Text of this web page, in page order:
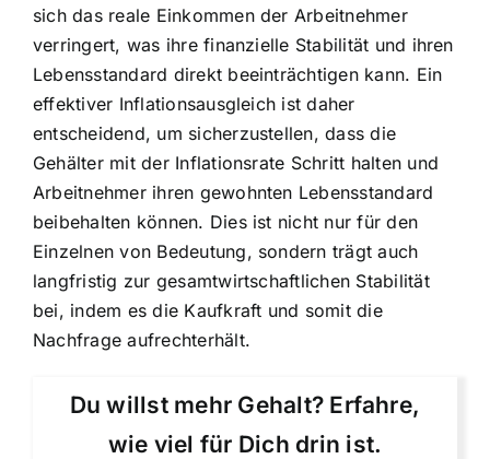
sich das reale Einkommen der Arbeitnehmer
verringert, was ihre finanzielle Stabilität und ihren
Lebensstandard direkt beeinträchtigen kann. Ein
effektiver Inflationsausgleich ist daher
entscheidend, um sicherzustellen, dass die
Gehälter mit der Inflationsrate Schritt halten und
Arbeitnehmer ihren gewohnten Lebensstandard
beibehalten können. Dies ist nicht nur für den
Einzelnen von Bedeutung, sondern trägt auch
langfristig zur gesamtwirtschaftlichen Stabilität
bei, indem es die Kaufkraft und somit die
Nachfrage aufrechterhält.
Du willst mehr Gehalt? Erfahre,
wie viel für Dich drin ist.